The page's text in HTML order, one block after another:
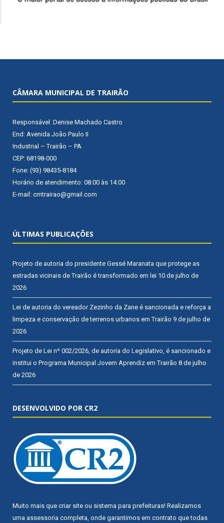
CÂMARA MUNICIPAL DE TRAIRÃO
Responsável: Denise Machado Castro
End: Avenida João Paulo II
Industrial – Trairão – PA
CEP: 68198-000
Fone: (93) 98435-8184
Horário de atendimento: 08:00 às 14:00
E-mail: cmtrairao@gmail.com
ÚLTIMAS PUBLICAÇÕES
Projeto de autoria do presidente Gessé Maranata que protege as
estradas vicinais de Trairão é transformado em lei 10 de julho de
2026
Lei de autoria do vereador Zezinho da Zane é sancionada e reforça a
limpeza e conservação de terrenos urbanos em Trairão 9 de julho de
2026
Projeto de Lei nº 002/2026, de autoria do Legislativo, é sancionado e
institui o Programa Municipal Jovem Aprendiz em Trairão 8 de julho
de 2026
DESENVOLVIDO POR CR2
Muito mais que criar site ou sistema para prefeituras! Realizamos
uma assessoria completa, onde garantimos em contrato que todas